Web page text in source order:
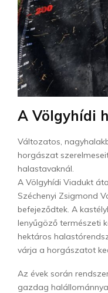
A Völgyhídi
Változatos,
horgászat
halastavaknál.
A Völgyhídi Viadukt
Széchenyi Zsigmond
befejeződtek. A
lenyűgöző természeti
hektáros
várja a horgászatot
Az évek során
gazdag